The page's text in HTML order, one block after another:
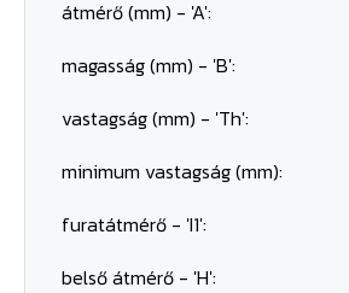
átmérő (mm) - 'A':
magasság (mm) - 'B':
vastagság (mm) - 'Th':
minimum vastagság (mm):
furatátmérő - 'I1':
belső átmérő - 'H':